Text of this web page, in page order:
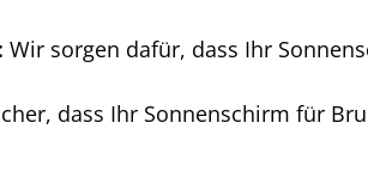
Wir sorgen dafür, dass Ihr
dass Ihr Sonnenschirm für